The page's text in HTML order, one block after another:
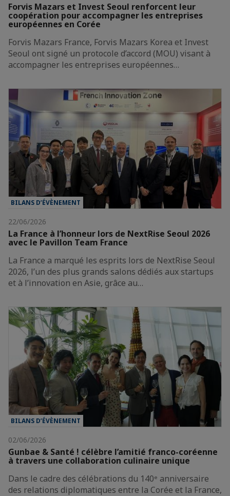
Forvis Mazars et Invest Seoul renforcent leur
coopération pour accompagner les entreprises
européennes en Corée
Forvis Mazars France, Forvis Mazars Korea et Invest
Seoul ont signé un protocole d’accord (MOU) visant à
accompagner les entreprises européennes…
BILANS D’ÉVÈNEMENT
22/06/2026
La France à l’honneur lors de NextRise Seoul 2026
avec le Pavillon Team France
La France a marqué les esprits lors de NextRise Seoul
2026, l’un des plus grands salons dédiés aux startups
et à l’innovation en Asie, grâce au…
BILANS D’ÉVÈNEMENT
02/06/2026
Gunbae & Santé ! célèbre l’amitié franco-coréenne
à travers une collaboration culinaire unique
Dans le cadre des célébrations du 140ᵉ anniversaire
des relations diplomatiques entre la Corée et la France,